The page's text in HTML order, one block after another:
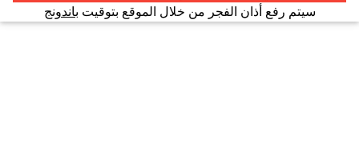
سيتم رفع أذان الفجر من خلال الموقع بتوقيت باندونج